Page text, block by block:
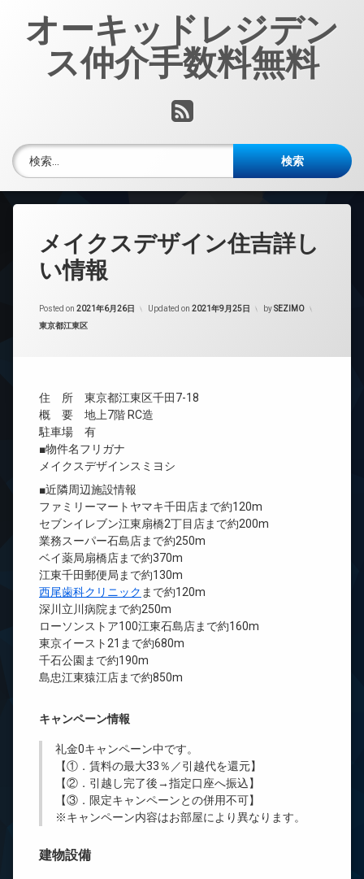
オーキッドレジデン
ス仲介手数料無料
RSS
検索:
メイクスデザイン住吉詳し
い情報
Posted on 2021年6月26日 Updated on 2021年9月25日 bySEZIMO
カテゴリー:
東京都江東区
住 所 東京都江東区千田7-18
概 要 地上7階 RC造
駐車場 有
■物件名フリガナ
メイクスデザインスミヨシ
■近隣周辺施設情報
ファミリーマートヤマキ千田店まで約120m
セブンイレブン江東扇橋2丁目店まで約200m
業務スーパー石島店まで約250m
ベイ薬局扇橋店まで約370m
江東千田郵便局まで約130m
西尾歯科クリニック まで約120m
深川立川病院まで約250m
ローソンストア100江東石島店まで約160m
東京イースト21まで約680m
千石公園まで約190m
島忠江東猿江店まで約850m
キャンペーン情報
礼金0キャンペーン中です。
【①．賃料の最大33％／引越代を還元】
【②．引越し完了後→指定口座へ振込】
【③．限定キャンペーンとの併用不可】
※キャンペーン内容はお部屋により異なります。
建物設備